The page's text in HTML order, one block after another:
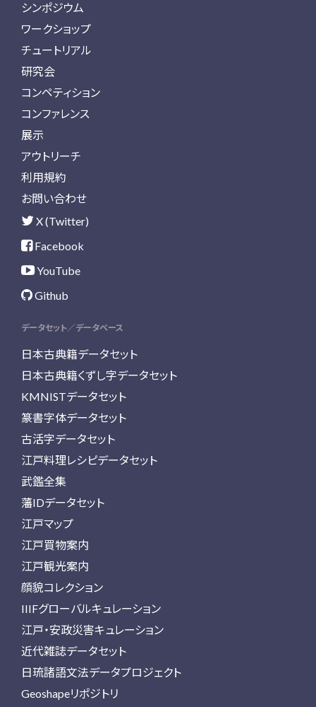
シンポジウム
ワークショップ
チュートリアル
研究会
コンペティション
コンファレンス
展示
アウトリーチ
利用規約
お問い合わせ
X (Twitter)
Facebook
YouTube
Github
データセット／データベース
日本古典籍データセット
日本古典籍くずし字データセット
KMNISTデータセット
篆書字体データセット
古活字データセット
江戸料理レシピデータセット
武鑑全集
藩IDデータセット
江戸マップ
江戸買物案内
江戸観光案内
顔貌コレクション
IIIFグローバルキュレーション
江戸・安政災害キュレーション
近代雑誌データセット
日琉諸語文法データプロジェクト
Geoshapeリポジトリ